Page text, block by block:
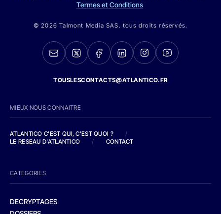
Termes et Conditions
© 2026 Talmont Media SAS. tous droits réservés.
TOUSLESCONTACTS@ATLANTICO.FR
MIEUX NOUS CONNAITRE
ATLANTICO C'EST QUI, C'EST QUOI ?
/
LE RESEAU D'ATLANTICO
/ CONTACT
CATEGORIES
DECRYPTAGES